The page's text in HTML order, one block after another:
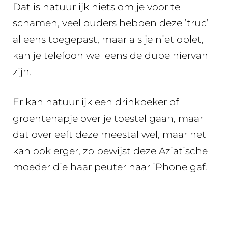
Dat is natuurlijk niets om je voor te
schamen, veel ouders hebben deze ’truc’
al eens toegepast, maar als je niet oplet,
kan je telefoon wel eens de dupe hiervan
zijn.
Er kan natuurlijk een drinkbeker of
groentehapje over je toestel gaan, maar
dat overleeft deze meestal wel, maar het
kan ook erger, zo bewijst deze Aziatische
moeder die haar peuter haar iPhone gaf.